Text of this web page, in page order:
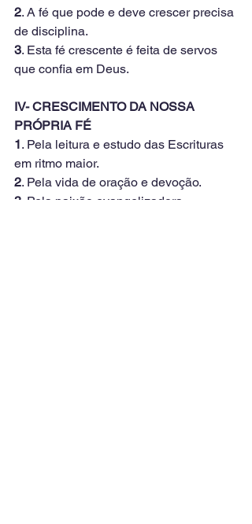
2. A fé que pode e deve crescer precisa
de disciplina.
3. Esta fé crescente é feita de servos
que confia em Deus.
IV- CRESCIMENTO DA NOSSA
PRÓPRIA FÉ
1. Pela leitura e estudo das Escrituras
em ritmo maior.
2. Pela vida de oração e devoção.
3 . Pela paixão evangelizadora.